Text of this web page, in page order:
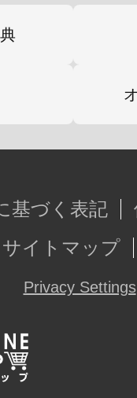
基づく表記
サイトマップ
Privacy Settings